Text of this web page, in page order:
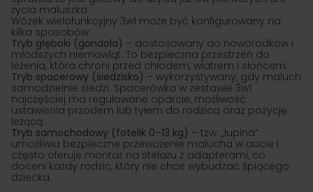
życia maluszka.
Wózek wielofunkcyjny 3w1 może być konfigurowany na
kilka sposobów:
Tryb głęboki (gondola) – dostosowany do noworodków i
młodszych niemowląt. To bezpieczna przestrzeń do
leżenia, która chroni przed chłodem, wiatrem i słońcem.
Tryb spacerowy (siedzisko) – wykorzystywany, gdy maluch
samodzielnie siedzi. Spacerówka w zestawie 3w1
najczęściej ma regulowane oparcie, możliwość
ustawienia przodem lub tyłem do rodzica oraz pozycję
leżącą.
Tryb samochodowy (fotelik 0–13 kg) – tzw. „łupina”
umożliwia bezpieczne przewożenie malucha w aucie i
często oferuje montaż na stelażu z adapterami, co
doceni każdy rodzic, który nie chce wybudzać śpiącego
dziecka.